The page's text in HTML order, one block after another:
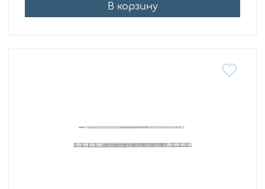
В корзину